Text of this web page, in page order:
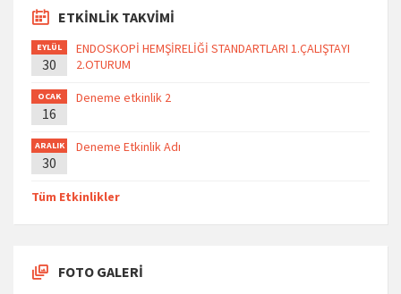
ETKİNLİK TAKVİMİ
EYLÜL
30
ENDOSKOPİ HEMŞİRELİĞİ STANDARTLARI 1.ÇALIŞTAYI
2.OTURUM
OCAK
16
Deneme etkinlik 2
ARALIK
30
Deneme Etkinlik Adı
Tüm Etkinlikler
FOTO GALERİ